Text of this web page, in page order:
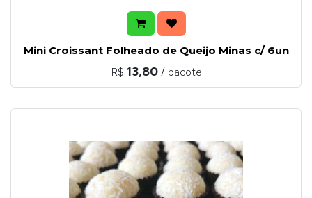
Mini Croissant Folheado de Queijo Minas c/ 6un
R$ 13,80 / pacote